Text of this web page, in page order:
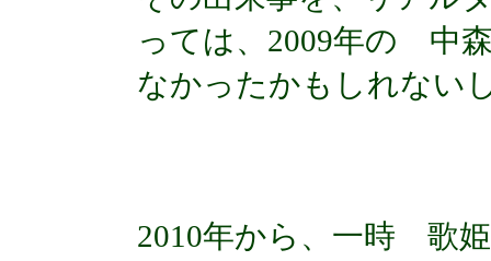
っては、2009年の 中
なかったかもしれない
2010年から、一時 歌